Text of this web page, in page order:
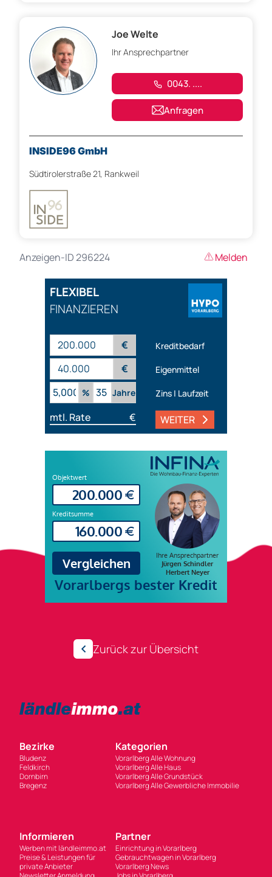
Joe Welte
Ihr Ansprechpartner
0043. ....
Anfragen
INSIDE96 GmbH
Südtirolerstraße 21, Rankweil
Anzeigen-ID 296224 Melden
FLEXIBEL
FINANZIEREN
€ Kreditbedarf
€
Eigenmittel
%
Jahre Zins | Laufzeit
mtl. Rate € WEITER
Zurück zur Übersicht
Bezirke
Bludenz
Feldkirch
Dornbirn
Bregenz
Kategorien
Vorarlberg Alle Wohnung
Vorarlberg Alle Haus
Vorarlberg Alle Grundstück
Vorarlberg Alle Gewerbliche Immobilie
Informieren
Werben mit ländleimmo.at
Preise & Leistungen für
private Anbieter
Partner
Einrichtung in Vorarlberg
Gebrauchtwagen in Vorarlberg
Vorarlberg News